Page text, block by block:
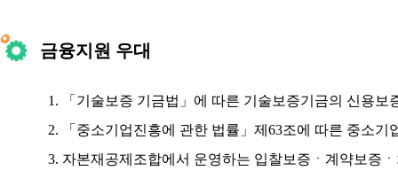
금융지원 우대
1. 「기술보증 기금법」에 따른 기술보증기금의 신용보
2. 「중소기업진흥에 관한 법률」제63조에 따른 중소기
3. 자본재공제조합에서 운영하는 입찰보증ㆍ계약보증